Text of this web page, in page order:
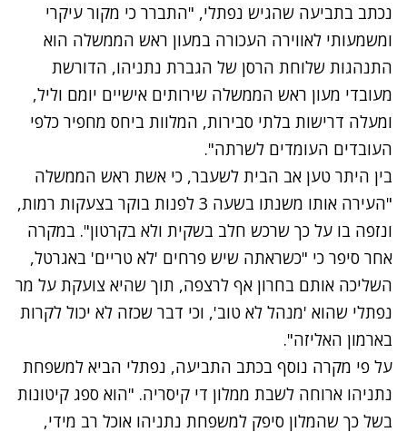
נכתב בתביעה שהגיש נפתלי, "התברר כי מקור עיקרי
ומשמעותי לאווירה העכורה במעון ראש הממשלה הוא
התנהגות שלוחת הרסן של הגברת נתניהו, הדורשת
מעובדי מעון ראש הממשלה שירותים אישיים יומם וליל,
ומעלה דרישות בלתי סבירות, המלוות ביחס מחפיר כלפי
העובדים העומדים לשרתה".
בין היתר טען אב הבית לשעבר, כי אשת ראש הממשלה
"העירה אותו משנתו בשעה 3 לפנות בוקר בצעקות רמות,
ונזפה בו על כך שרכש חלב בשקית ולא בקרטון". במקרה
אחר סיפר כי "כשראתה שיש פרחים 'לא טריים' באגרטל,
השליכה אותם בחרון אף לרצפה, תוך שהיא צועקת על מר
נפתלי שהוא 'מנהל לא טוב', וכי דבר שכזה לא יכול לקרות
בארמון האליזה".
על פי מקרה נוסף בכתב התביעה, נפתלי הביא למשפחת
נתניהו ארוחה לשבת ממלון די קיסריה. "הוא ספג קיטונות
בשל כך שהמלון סיפק למשפחת נתניהו אוכל רב מידי,